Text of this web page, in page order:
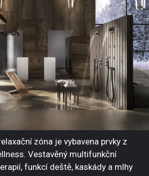
zóna je vybavena prvky z
Vestavěný multifunkční
funkcí deště, kaskády a mlhy